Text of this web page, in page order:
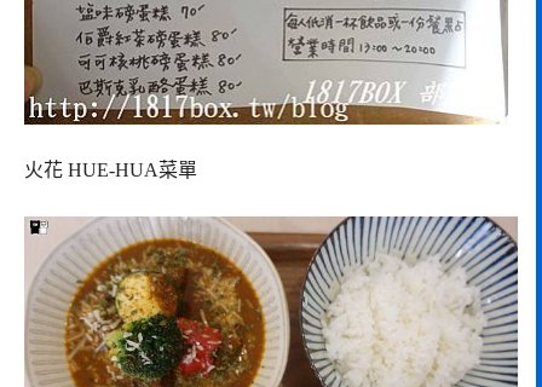
火花 HUE-HUA菜單